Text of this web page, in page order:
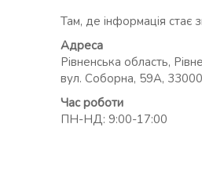
Там, де інформація стає
Адреса
Рівненська область,
вул. Соборна, 59А, 33000
Час роботи
ПН-НД: 9:00-17:00